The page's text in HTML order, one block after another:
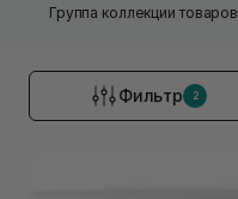
Группа коллекции
Фильтр 2